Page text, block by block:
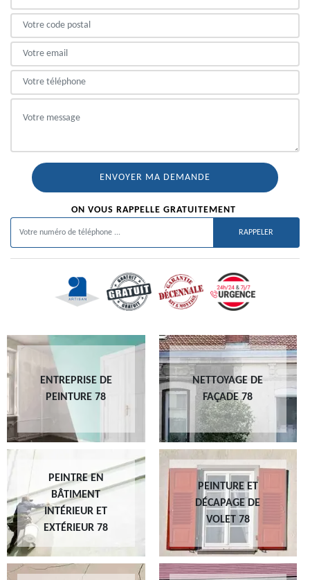
ON VOUS RAPPELLE GRATUITEMENT
ENTREPRISE DE
PEINTURE 78
NETTOYAGE DE
FAÇADE 78
PEINTRE EN
BÂTIMENT
INTÉRIEUR ET
EXTÉRIEUR 78
PEINTURE ET
DÉCAPAGE DE
VOLET 78